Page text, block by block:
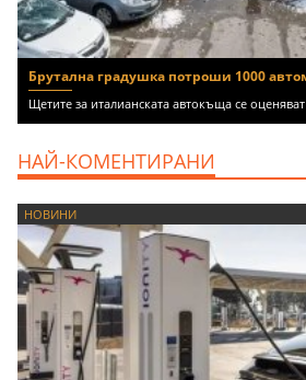
Брутална градушка потроши 1000
Щетите за италианската автокъща се
НАЙ-КОМЕНТИРАНИ
НОВИНИ